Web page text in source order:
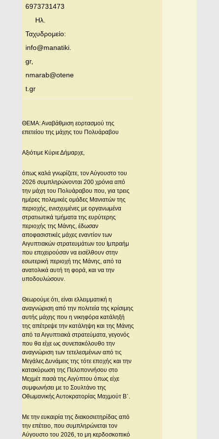
6973731473
Ηλ.
Ταχυδρομείο:
info@manatiki.
gr,
nmarab@otene
t.gr
ΘΕΜΑ: Αναβάθμιση εορτασμού της
επετείου της μάχης του Πολυάραβου
Αξιότιμε Κύριε Δήμαρχε,
όπως καλά γνωρίζετε, τον Αύγουστο του
2026 συμπληρώνονται 200 χρόνια από
την μάχη του Πολυάραβου που, για τρεις
ημέρες πολεμικές ομάδες Μανιατών της
περιοχής, ενισχυμένες με οργανωμένα
στρατιωτικά τμήματα της ευρύτερης
περιοχής της Μάνης, έδωσαν
αποφασιστικές μάχες εναντίον των
Αιγυπτιακών στρατευμάτων του Ιμπραήμ
που επιχειρούσαν να εισέλθουν στην
εσωτερική περιοχή της Μάνης, από τα
ανατολικά αυτή τη φορά, και να την
υποδουλώσουν.
Θεωρούμε ότι, είναι ελλειμματική η
αναγνώριση από την πολιτεία της κρίσιμης
αυτής μάχης που η νικηφόρα κατάληξή
της απέτρεψε την κατάληψη και της Μάνης
από τα Αιγυπτιακά στρατεύματα, γεγονός
που θα είχε ως συνεπακόλουθο την
αναγνώριση των τετελεσμένων από τις
Μεγάλες Δυνάμεις της τότε εποχής και την
κατακύρωση της Πελοποννήσου στο
Μεχμέτ πασά της Αιγύπτου όπως είχε
συμφωνήσει με το Σουλτάνο της
Οθωμανικής Αυτοκρατορίας Μαχμούτ Β΄.
Με την ευκαιρία της διακοσιετηρίδας από
την επέτειο, που συμπληρώνεται τον
Αύγουστο του 2026, το μη κερδοσκοπικό